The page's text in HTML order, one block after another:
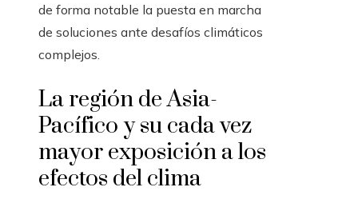
de forma notable la puesta en marcha
de soluciones ante desafíos climáticos
complejos.
La región de Asia-
Pacífico y su cada vez
mayor exposición a los
efectos del clima